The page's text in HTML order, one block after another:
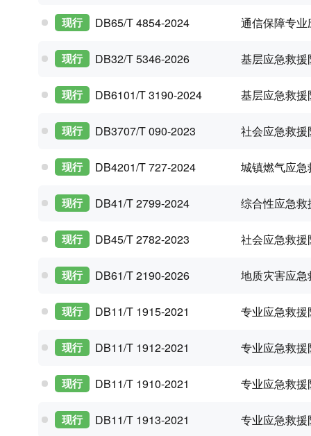
现行 DB65/T 4854-2024 通信保障专
现行 DB32/T 5346-2026 基层应急救
现行 DB6101/T 3190-2024 基层应急救
现行 DB3707/T 090-2023 社会应急救
现行 DB4201/T 727-2024 城镇燃气应
现行 DB41/T 2799-2024 综合性应急
现行 DB45/T 2782-2023 社会应急救
现行 DB61/T 2190-2026 地质灾害应
现行 DB11/T 1915-2021 专业应急救
现行 DB11/T 1912-2021 专业应急救
现行 DB11/T 1910-2021 专业应急救
现行 DB11/T 1913-2021 专业应急救